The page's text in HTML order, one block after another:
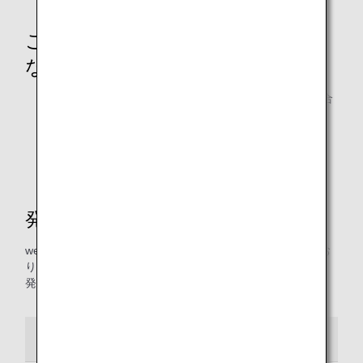
ご購入店舗にお問い合わせが必要
なケース
旅行代理店などANAの窓口以外でご購入いただいた場合
発行期間・方法
webで表示する「領収書Web表示サービス」をご用意してお
ります。
発行方法により期間や回数が異なります。